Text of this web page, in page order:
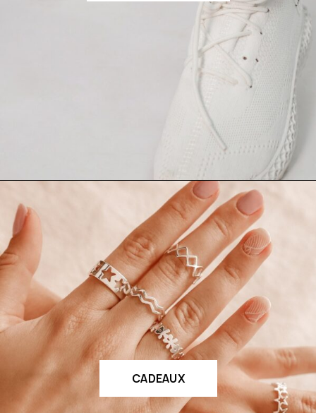
CADEAUX